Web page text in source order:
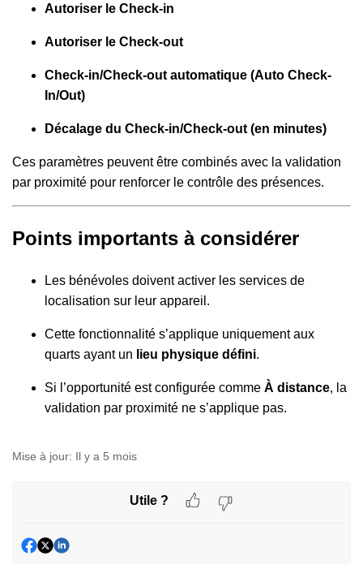
Autoriser le Check-in
Autoriser le Check-out
Check-in/Check-out automatique (Auto Check-
In/Out)
Décalage du Check-in/Check-out (en minutes)
Ces paramètres peuvent être combinés avec la validation
par proximité pour renforcer le contrôle des présences.
Points importants à considérer
Les bénévoles doivent activer les services de
localisation sur leur appareil.
Cette fonctionnalité s’applique uniquement aux
quarts ayant un lieu physique défini.
Si l’opportunité est configurée comme À distance, la
validation par proximité ne s’applique pas.
Mise à jour: Il y a 5 mois
Utile ?